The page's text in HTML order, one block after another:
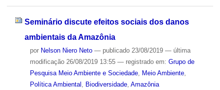
Seminário discute efeitos sociais dos danos
ambientais da Amazônia
por Nelson Niero Neto — publicado23/08/2019 — última
modificação26/08/2019 13:55 — registrado em: Grupo de
Pesquisa Meio Ambiente e Sociedade, Meio Ambiente,
Política Ambiental
Biodiversidade, Amazônia